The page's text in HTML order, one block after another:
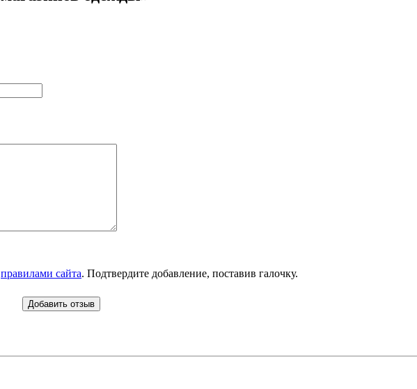
правилами сайта. Подтвердите добавление, поставив галочку.
Добавить отзыв